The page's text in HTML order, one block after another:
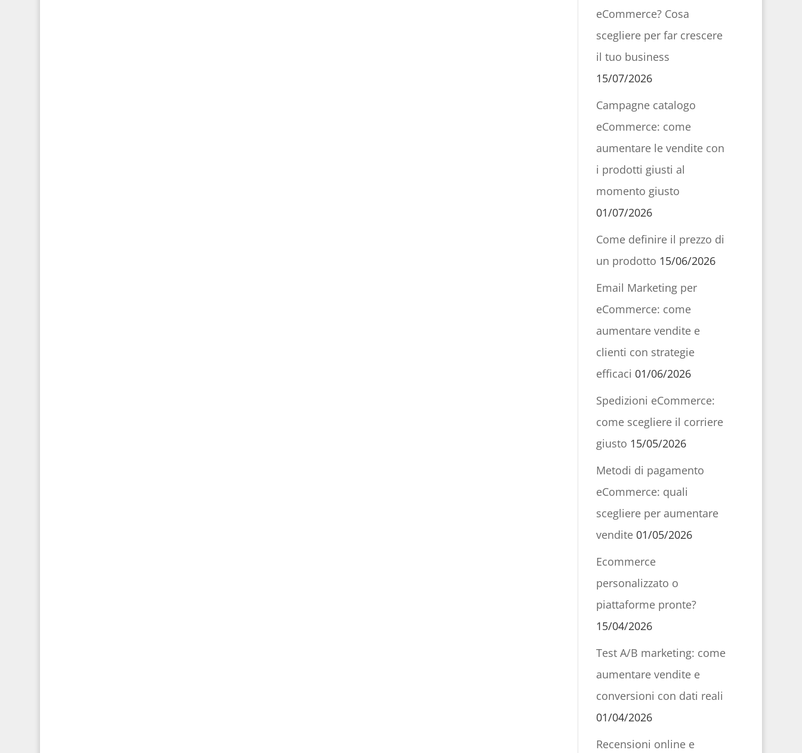
eCommerce? Cosa
scegliere per far crescere
il tuo business
15/07/2026
Campagne catalogo
eCommerce: come
aumentare le vendite con
i prodotti giusti al
momento giusto
01/07/2026
Come definire il prezzo di
un prodotto 15/06/2026
Email Marketing per
eCommerce: come
aumentare vendite e
clienti con strategie
efficaci 01/06/2026
Spedizioni eCommerce:
come scegliere il corriere
giusto 15/05/2026
Metodi di pagamento
eCommerce: quali
scegliere per aumentare
vendite 01/05/2026
Ecommerce
personalizzato o
piattaforme pronte?
15/04/2026
Test A/B marketing: come
aumentare vendite e
conversioni con dati reali
01/04/2026
Recensioni online e